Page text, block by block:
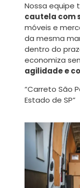
Nossa equipe
cautela com
móveis e
da mesma
dentro do
economiza
agilidade e
“Carreto São
Estado de SP”